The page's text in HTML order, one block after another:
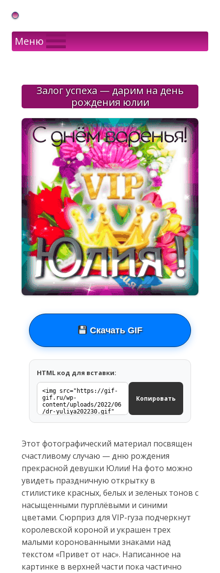
Gif Открытки в подарок
Меню
Залог успеха — дарим на день
рождения юлии
Скачать GIF
HTML код для вставки:
Копировать
Этот фотографический материал посвящен
счастливому случаю — дню рождения
прекрасной девушки Юлии! На фото можно
увидеть праздничную открытку в
стилистике красных, белых и зеленых тонов с
насыщенными пурплёвыми и синими
цветами. Сюрприз для VIP-гуза подчеркнут
королевской короной и украшен трех
малыми коронованными знаками над
текстом «Привет от нас». Написанное на
картинке в верхней части пока частично